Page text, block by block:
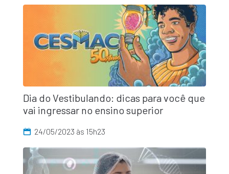
Dia do Vestibulando: dicas para você que
vai ingressar no ensino superior
24/05/2023 às 15h23